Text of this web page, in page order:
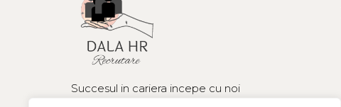
Succesul in cariera incepe cu noi